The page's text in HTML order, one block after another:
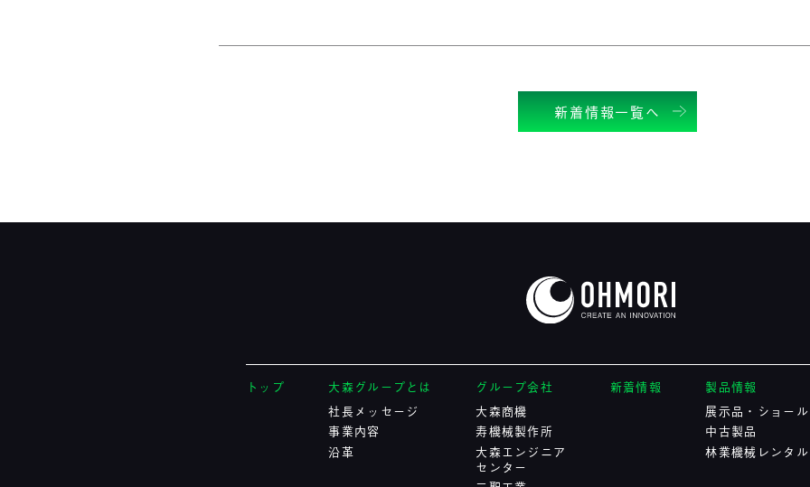
新着情報一覧へ
トップ
大森グループとは
社長メッセージ
事業内容
沿革
グループ会社
大森商機
寿機械製作所
大森エンジニア
センター
新着情報
製品情報
展示品・ショー
中古製品
林業機械レンタル